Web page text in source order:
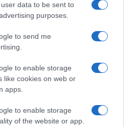
data to be sent to
purposes.
to send me
to enable storage
like cookies on web or
apps.
to enable storage
of the website or app.
με τον Γιώργο
τι ωραίος που